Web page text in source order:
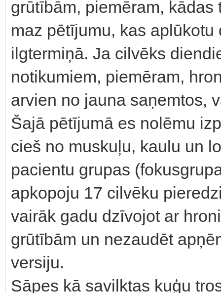
grūtībām, piemēram,
maz pētījumu, kas
ilgtermiņā. Ja cilvēks
notikumiem, piemēram,
arvien no jauna saņemtos,
Šajā pētījumā es nolēmu
cieš no muskuļu, kaulu un
pacientu grupas
apkopoju 17 cilvēku
vairāk gadu dzīvojot ar
grūtībām un nezaudēt
versiju.
Sāpes kā savilktas kuģu